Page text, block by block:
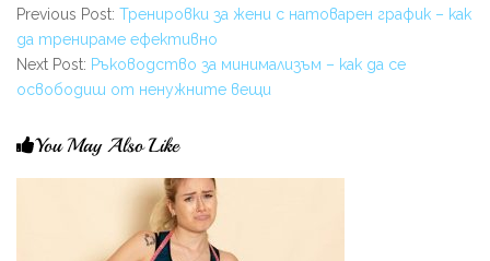
Previous Post: Тренировки за жени с натоварен график – как
да тренираме ефективно
Next Post: Ръководство за минимализъм – как да се
освободиш от ненужните вещи
You May Also Like